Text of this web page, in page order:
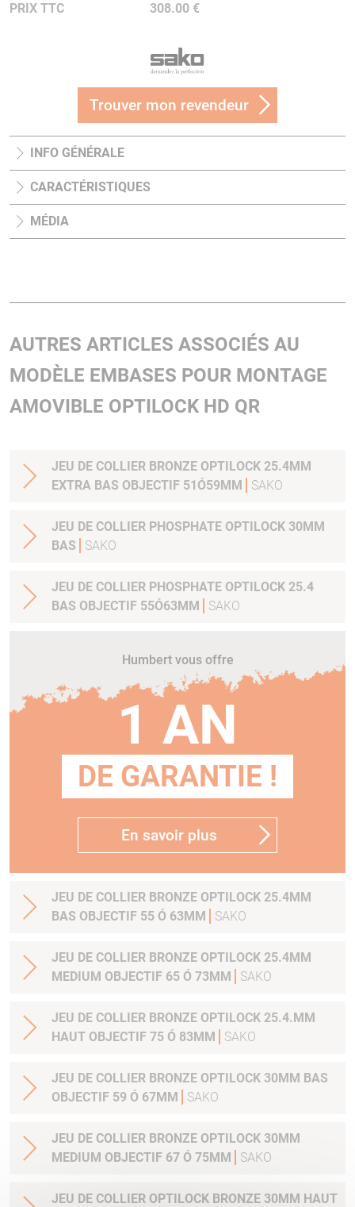
PRIX TTC
308.00 €
Trouver mon revendeur
INFO GÉNÉRALE
CARACTÉRISTIQUES
MÉDIA
AUTRES ARTICLES ASSOCIÉS AU
MODÈLE EMBASES POUR MONTAGE
AMOVIBLE OPTILOCK HD QR
JEU DE COLLIER BRONZE OPTILOCK 25.4MM
EXTRA BAS OBJECTIF 51Ó59MM
SAKO
JEU DE COLLIER PHOSPHATE OPTILOCK 30MM
BAS
SAKO
JEU DE COLLIER PHOSPHATE OPTILOCK 25.4
BAS OBJECTIF 55Ó63MM
SAKO
Humbert vous offre
1 AN
DE GARANTIE !
En savoir plus
JEU DE COLLIER BRONZE OPTILOCK 25.4MM
BAS OBJECTIF 55 Ó 63MM
SAKO
JEU DE COLLIER BRONZE OPTILOCK 25.4MM
MEDIUM OBJECTIF 65 Ó 73MM
SAKO
JEU DE COLLIER BRONZE OPTILOCK 25.4.MM
HAUT OBJECTIF 75 Ó 83MM
SAKO
JEU DE COLLIER BRONZE OPTILOCK 30MM BAS
OBJECTIF 59 Ó 67MM
SAKO
JEU DE COLLIER BRONZE OPTILOCK 30MM
MEDIUM OBJECTIF 67 Ó 75MM
SAKO
JEU DE COLLIER OPTILOCK BRONZE 30MM HAUT